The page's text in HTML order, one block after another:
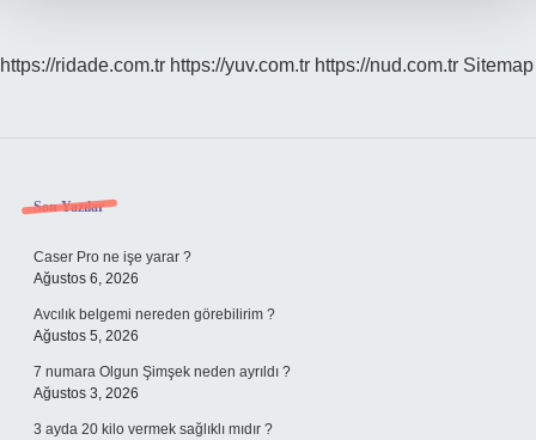
https://ridade.com.tr https://yuv.com.tr https://nud.com.tr Sitemap
Sidebar
Son Yazılar
Caser Pro ne işe yarar ?
Ağustos 6, 2026
Avcılık belgemi nereden görebilirim ?
Ağustos 5, 2026
7 numara Olgun Şimşek neden ayrıldı ?
Ağustos 3, 2026
3 ayda 20 kilo vermek sağlıklı mıdır ?